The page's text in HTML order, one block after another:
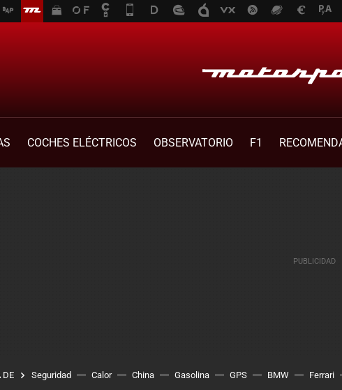
COCHES ELÉCTRICOS OBSERVATORIO F1
DE Seguridad Calor China Gasolina GPS BMW Ferrari